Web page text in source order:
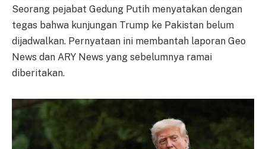
Seorang pejabat Gedung Putih menyatakan dengan
tegas bahwa kunjungan Trump ke Pakistan belum
dijadwalkan. Pernyataan ini membantah laporan Geo
News dan ARY News yang sebelumnya ramai
diberitakan.